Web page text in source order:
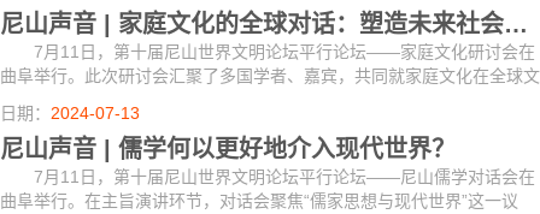
尼山声音 | 家庭文化的全球对话：塑造未来社会和谐与文明进步的力量
7月11日，第十届尼山世界文明论坛平行论坛——家庭文化研讨会在
曲阜举行。此次研讨会汇聚了多国学者、嘉宾，共同就家庭文化在全球文
明交流中的重要角色展开深入探讨。在研讨会上，专家学者们高度肯定了
家庭、家教...
日期： 2024-07-13
尼山声音 | 儒学何以更好地介入现代世界？
7月11日，第十届尼山世界文明论坛平行论坛——尼山儒学对话会在
曲阜举行。在主旨演讲环节，对话会聚焦“儒家思想与现代世界”这一议